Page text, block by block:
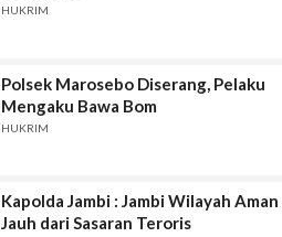
HUKRIM
Polsek Marosebo Diserang, Pelaku
Mengaku Bawa Bom
HUKRIM
Kapolda Jambi : Jambi Wilayah Aman
Jauh dari Sasaran Teroris